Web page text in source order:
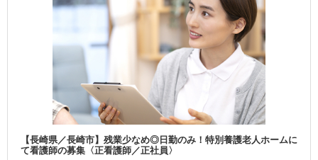
【長崎県／長崎市】残業少なめ◎日勤のみ！特別養護老人ホームに
て看護師の募集〈正看護師／正社員〉